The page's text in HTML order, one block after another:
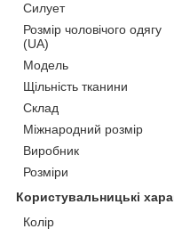
Силует
Розмір чоловічого одягу
(UA)
Модель
Щільність тканини
Склад
Міжнародний розмір
Виробник
Розміри
Користувальницькі
Колір